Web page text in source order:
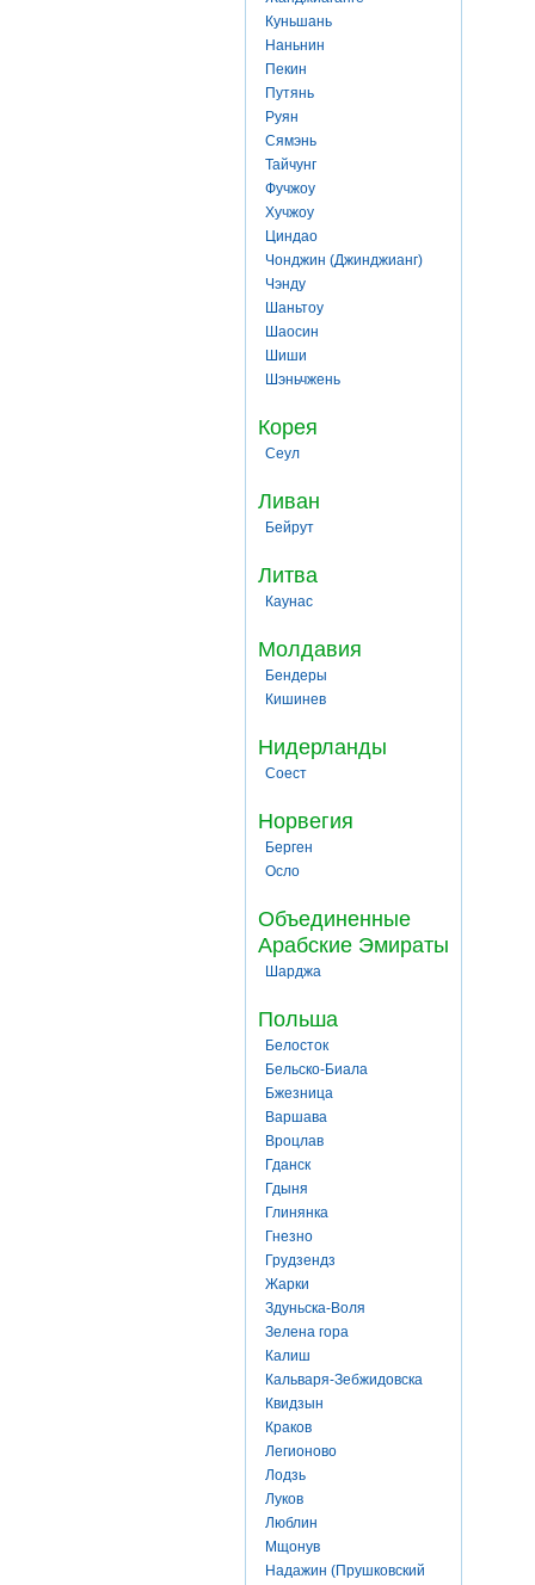
Куньшань
Наньнин
Пекин
Путянь
Руян
Сямэнь
Тайчунг
Фучжоу
Хучжоу
Циндао
Чонджин (Джинджианг)
Чэнду
Шаньтоу
Шаосин
Шиши
Шэньчжень
Корея
Сеул
Ливан
Бейрут
Литва
Каунас
Молдавия
Бендеры
Кишинев
Нидерланды
Соест
Норвегия
Берген
Осло
Объединенные
Арабские Эмираты
Шарджа
Польша
Белосток
Бельско-Биала
Бжезница
Варшава
Вроцлав
Гданск
Гдыня
Глинянка
Гнезно
Грудзендз
Жарки
Здуньска-Воля
Зелена гора
Калиш
Кальваря-Зебжидовска
Квидзын
Краков
Легионово
Лодзь
Луков
Люблин
Мщонув
Надажин (Прушковский